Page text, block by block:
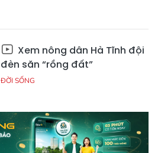
Xem nông dân Hà Tĩnh đội
đèn săn “rồng đất”
ĐỜI SỐNG